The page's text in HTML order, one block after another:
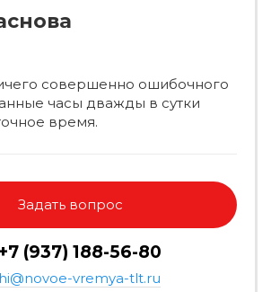
совершенно ошибочного
часы дважды в сутки
время.
Задать вопрос
(937) 188-56-80
hi@novoe-vremya-tlt.ru